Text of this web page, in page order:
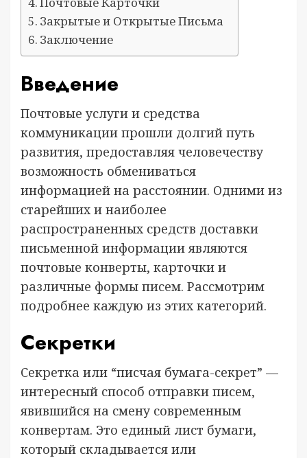
Закрытые и Открытые Письма
Заключение
Введение
Почтовые услуги и средства
коммуникации прошли долгий путь
развития, предоставляя человечеству
возможность обмениваться
информацией на расстоянии. Одними из
старейших и наиболее
распространенных средств доставки
письменной информации являются
почтовые конверты, карточки и
различные формы писем. Рассмотрим
подробнее каждую из этих категорий.
Секретки
Секретка или “писчая бумага-секрет” —
интересный способ отправки писем,
явившийся на смену современным
конвертам. Это единый лист бумаги,
который складывается или